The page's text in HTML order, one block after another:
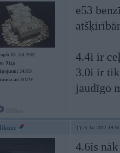
03. Jul 2002
Rīga
24359
ar: BMW
e53
4.4i ir
3.0i ir
jaudīgo
25. Jan 2012, 19:50
4.6is